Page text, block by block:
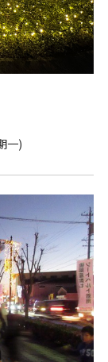
一)